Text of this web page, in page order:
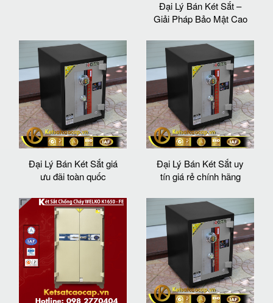
Đại Lý Bán Két Sắt –
Giải Pháp Bảo Mật Cao
Đại Lý Bán Két Sắt giá
ưu đãi toàn quốc
Đại Lý Bán Két Sắt uy
tín giá rẻ chính hãng